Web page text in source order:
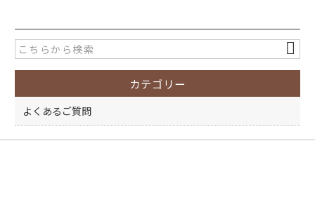
e
b
o
o
k
er
カテゴリー
よくあるご質問